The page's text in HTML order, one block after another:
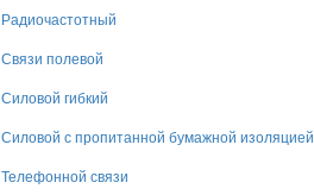
Радиочастотный
Связи полевой
Силовой гибкий
Силовой с пропитанной бумажной изоляцией
Телефонной связи